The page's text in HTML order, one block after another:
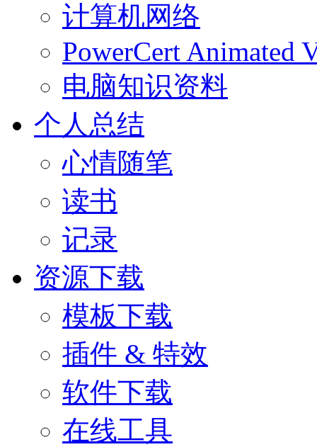
计算机网络
PowerCert Animated
电脑知识资料
个人总结
心情随笔
读书
记录
资源下载
模板下载
插件 & 特效
软件下载
在线工具